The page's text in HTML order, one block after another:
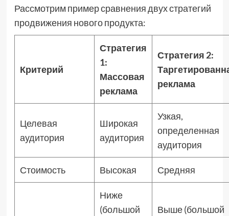
Рассмотрим пример сравнения двух стратегий
продвижения нового продукта:
Критерий
Стратегия
1:
Массовая
реклама
Стратегия 2:
реклама
Целевая
аудитория
Широкая
аудитория
Узкая,
определенная
аудитория
Стоимость Высокая Средняя
Ниже
(большой
Выше (большой